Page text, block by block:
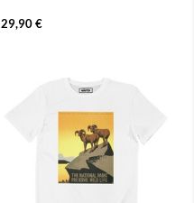
29,90 €